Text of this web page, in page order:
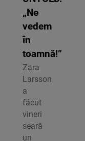
„Ne
vedem
în
toamnă!”
Zara
Larsson
a
făcut
vineri
seară
un